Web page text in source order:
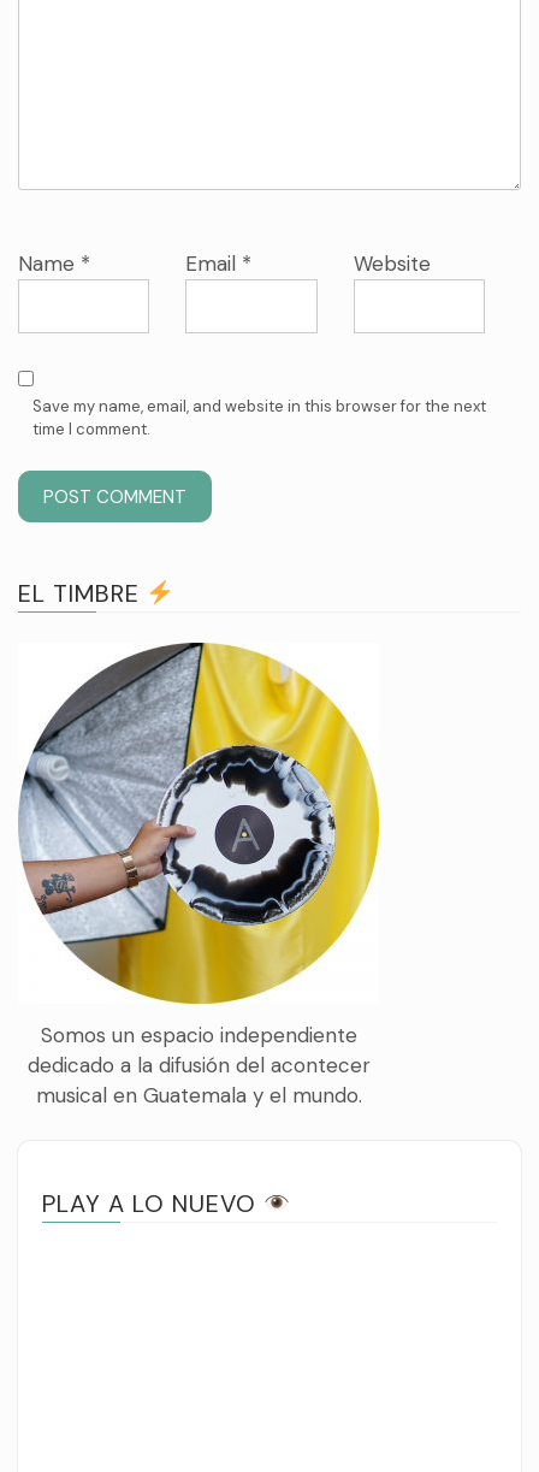
Name * Email * Website
Save my name, email, and website in this browser for the next
time I comment.
EL TIMBRE
Somos un espacio independiente
dedicado a la difusión del acontecer
musical en Guatemala y el mundo.
PLAY A LO NUEVO